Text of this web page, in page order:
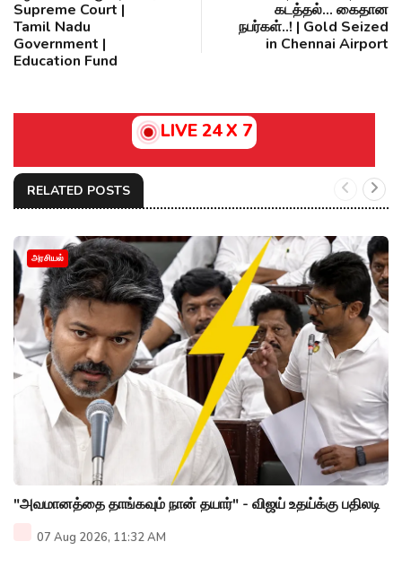
Supreme Court |
Tamil Nadu
Government |
Education Fund
கடத்தல்... கைதான
நபர்கள்..! | Gold Seized
in Chennai Airport
LIVE 24 X 7
RELATED POSTS
அரசியல்
"அவமானத்தை தாங்கவும் நான் தயார்" - விஜய் உதய்க்கு பதிலடி
07 Aug 2026, 11:32 AM